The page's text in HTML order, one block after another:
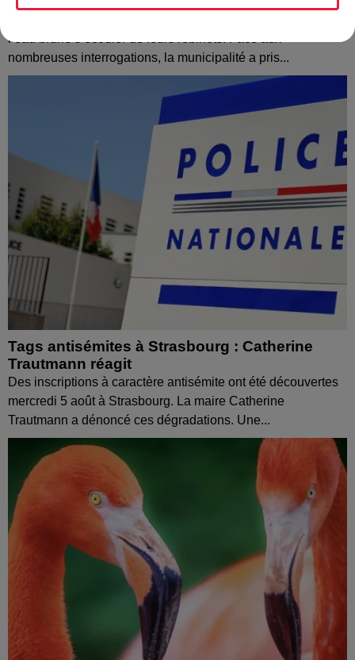
l’eau brune s’écouler de leurs robinets. Face aux
nombreuses interrogations, la municipalité a pris...
Tags antisémites à Strasbourg : Catherine
Trautmann réagit
Des inscriptions à caractère antisémite ont été découvertes
mercredi 5 août à Strasbourg. La maire Catherine
Trautmann a dénoncé ces dégradations. Une...